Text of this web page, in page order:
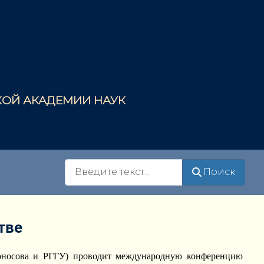
АКАДЕМИИ НАУК
Поиск
и РГГУ) проводит международную конференцию